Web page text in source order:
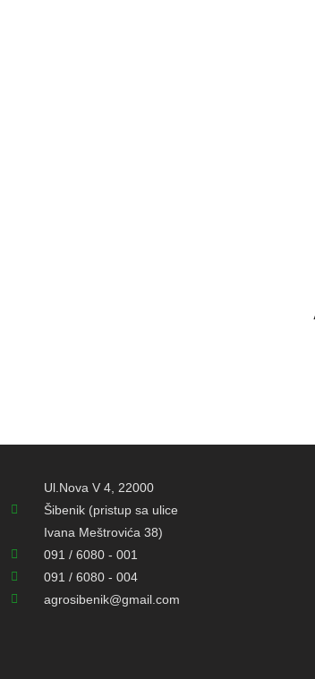
Ul.Nova V 4, 22000
Šibenik (pristup sa ulice
Ivana Meštrovića 38)
091 / 6080 - 001
091 / 6080 - 004
agrosibenik@gmail.com